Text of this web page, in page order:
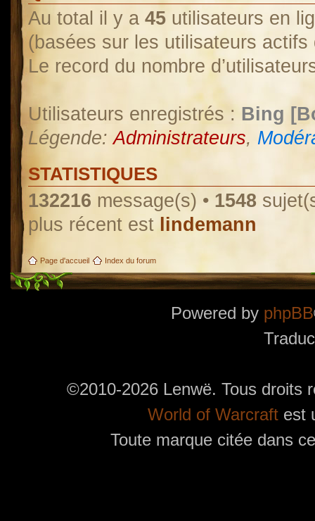
Au total il y a 45 utilisateurs en
(basées sur les utilisateurs
Le record du nombre
Utilisateurs enregistrés : Bing
Légende:Administrateurs,
STATISTIQUES
132216 message(s) • 1548
plus récent est lindemann
Page d'accueil Index du forum
Powered by phpBB
©2010-2026 Lenwë. Tous droits
World of Warcraftest
Toute marque citée dans